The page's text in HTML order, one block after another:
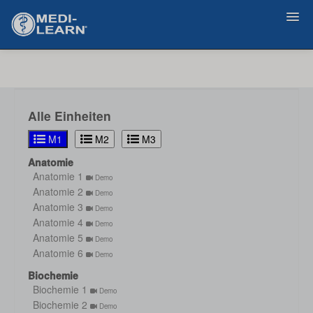
Alle Einheiten
M1 M2
M3
Anatomie
Anatomie 1
Demo
Anatomie 2 Demo
Anatomie 3 Demo
Anatomie 4 Demo
Anatomie 5 Demo
Anatomie 6 Demo
Biochemie
Biochemie 1
Demo
Biochemie 2 Demo